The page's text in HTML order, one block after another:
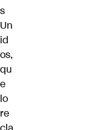
s
Un
id
os,
qu
e
lo
re